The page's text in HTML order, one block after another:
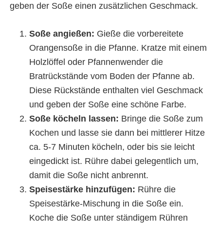
geben der Soße einen zusätzlichen Geschmack.
Soße angießen: Gieße die vorbereitete
Orangensoße in die Pfanne. Kratze mit einem
Holzlöffel oder Pfannenwender die
Bratrückstände vom Boden der Pfanne ab.
Diese Rückstände enthalten viel Geschmack
und geben der Soße eine schöne Farbe.
Soße köcheln lassen: Bringe die Soße zum
Kochen und lasse sie dann bei mittlerer Hitze
ca. 5-7 Minuten köcheln, oder bis sie leicht
eingedickt ist. Rühre dabei gelegentlich um,
damit die Soße nicht anbrennt.
Speisestärke hinzufügen: Rühre die
Speisestärke-Mischung in die Soße ein.
Koche die Soße unter ständigem Rühren